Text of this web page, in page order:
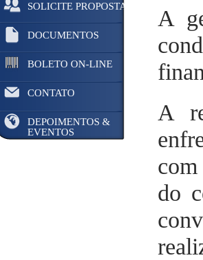
SOLICITE PROPOSTA
DOCUMENTOS
BOLETO ON-LINE
CONTATO
DEPOIMENTOS &
EVENTOS
A
A
do